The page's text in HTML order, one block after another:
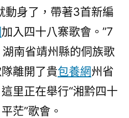
柱：
歌
會
配
侗
戲，
動身了，帶著3首新編
加入四十八寨歌會。”7
南省靖州縣的侗族歌
離開了貴包養網州省
里正在舉行“湘黔四十
茫”歌會。